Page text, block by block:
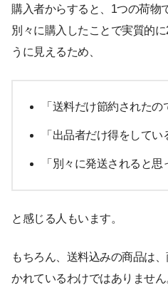
購入者からすると、1つの荷物
別々に購入したことで実質的
うに見えるため、
「送料だけ節約されたの
「出品者だけ得をしてい
「別々に発送されると思
と感じる人もいます。
もちろん、送料込みの商品は
かれているわけではありません